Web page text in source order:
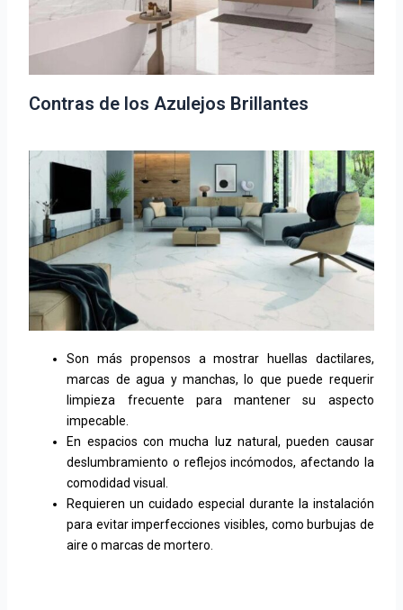
Contras de los Azulejos Brillantes
Son más propensos a mostrar huellas dactilares,
marcas de agua y manchas, lo que puede requerir
limpieza frecuente para mantener su aspecto
impecable.
En espacios con mucha luz natural, pueden causar
deslumbramiento o reflejos incómodos, afectando la
comodidad visual.
Requieren un cuidado especial durante la instalación
para evitar imperfecciones visibles, como burbujas de
aire o marcas de mortero.